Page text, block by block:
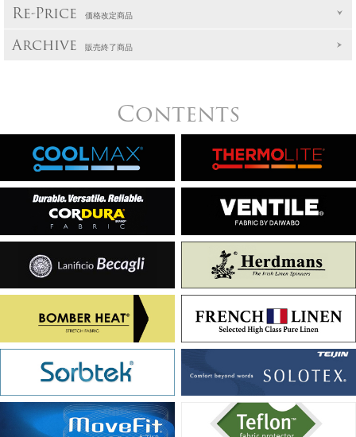
Re-Price 価格改定商品
Archive 販売終了商品
Contents